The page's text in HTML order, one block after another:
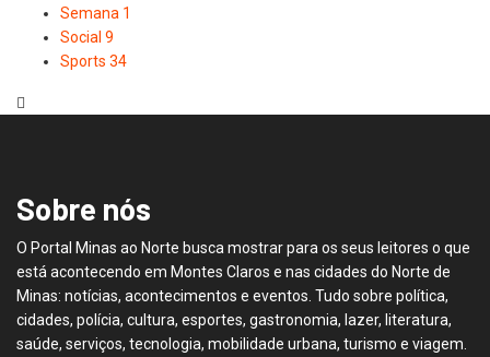
Semana 1
Social 9
Sports 34
Sobre nós
O Portal Minas ao Norte busca mostrar para os seus leitores o que
está acontecendo em Montes Claros e nas cidades do Norte de
Minas: notícias, acontecimentos e eventos. Tudo sobre política,
cidades, polícia, cultura, esportes, gastronomia, lazer, literatura,
saúde, serviços, tecnologia, mobilidade urbana, turismo e viagem.